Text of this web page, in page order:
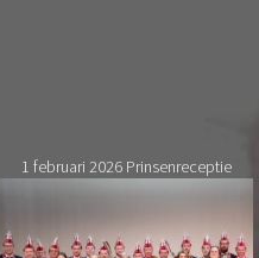
1 februari 2026 Prinsenreceptie